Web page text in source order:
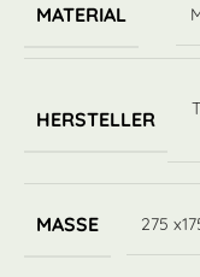
MATERIAL
HERSTELLER
MASSE 275